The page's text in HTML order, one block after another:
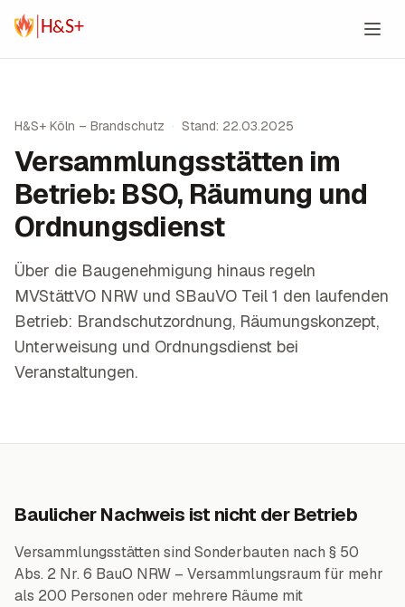
Zum Inhalt springen
H&S+ Köln – Brandschutz · Stand: 22.03.2025
Versammlungsstätten im
Betrieb: BSO, Räumung und
Ordnungsdienst
Über die Baugenehmigung hinaus regeln
MVStättVO NRW und SBauVO Teil 1 den laufenden
Betrieb: Brandschutzordnung, Räumungskonzept,
Unterweisung und Ordnungsdienst bei
Veranstaltungen.
Baulicher Nachweis ist nicht der Betrieb
Versammlungsstätten sind Sonderbauten nach § 50
Abs. 2 Nr. 6 BauO NRW – Versammlungsraum für mehr
als 200 Personen oder mehrere Räume mit